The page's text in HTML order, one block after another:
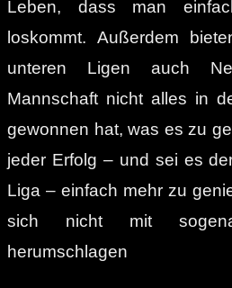
Leben, dass man
loskommt. Außerdem
unteren Ligen auch
Mannschaft nicht alles in
gewonnen hat, was es zu
jeder Erfolg – und sei es
Liga – einfach mehr zu
sich nicht mit
herumschlagen